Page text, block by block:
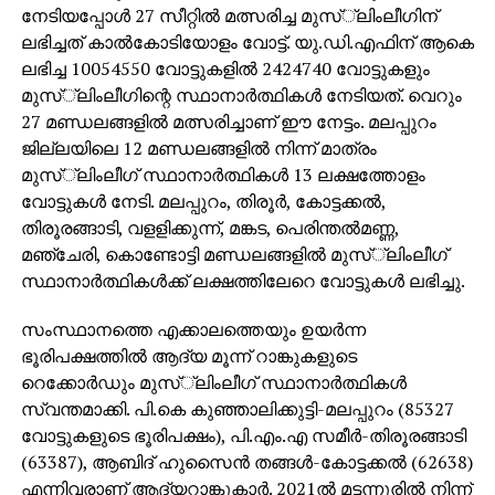
നിന്നുണ്ടായില്ല. കൂടാതെ വീട്ടില്‍ പോയി ചോദിക്കൂ,
ഡാഷ്‌മോന്‍, ചെറ്റത്തരം പരാമര്‍ശങ്ങള്‍ തിരിച്ചടിച്ചെന്നും
പാര്‍ട്ടിയിലെ എതിര്‍ ശബ്ദങ്ങളെ അടിച്ചമര്‍ത്തിയത്
തിരിച്ചടിക്ക് വഴിവെച്ചു എന്നും അവര്‍
അഭിപ്രായപ്പെടുന്നു. പിണറായി പ്രതിപക്ഷ
നേതൃസ്ഥാനം ഏറ്റെടുക്കരുതെന്നും സിപിഐയില്‍
ആവശ്യം ഉയരുകയുണ്ടായി.
ഇതിനു പുറമെ മുതിര്‍ന്ന നേതാക്കളും പാര്‍ട്ടി
സഹയാത്രികരുമെല്ലാം പിണറായിയുടെ
അപ്രമാദിത്വവും എം.വി ഗോവിന്ദന്റെ
കഴിവുകേടുമെല്ലാം തുറന്നടിച്ചുകൊണ്ടിരിക്കുകയാണ്.
പാര്‍ട്ടിയോഗങ്ങളില്‍ നിര്‍ഭയം വിമര്‍ശനം
ഉന്നയിക്കാമെന്ന എം.വി ഗോവിന്ദന്റെ പരാമര്‍ശം
പാര്‍ട്ടിയെ അവഹേളിക്കുന്നതിന് തുല്യമാണെന്നാണ്
മുന്‍കേന്ദ്രകമ്മിറ്റി അംഗം പാലോളി മുഹമ്മദ്കുട്ടി
വ്യക്തമാക്കിയിരിക്കുന്നത്. തളിപ്പറമ്പിലെ പി.കെ
ശ്യാമളയുടെ സ്ഥാനാര്‍ത്ഥിത്വത്തിന് ഒരു
ന്യായീകരണവുമില്ലെന്നും അദ്ദേഹം
നേടിയപ്പോള്‍ 27 സീറ്റില്‍ മത്സരിച്ച മുസ്്‌ലിംലീഗിന്
ലഭിച്ചത് കാല്‍കോടിയോളം വോട്ട്. യു.ഡി.എഫിന് ആകെ
ലഭിച്ച 10054550 വോട്ടുകളില്‍ 2424740 വോട്ടുകളും
മുസ്്‌ലിംലീഗിന്റെ സ്ഥാനാര്‍ത്ഥികള്‍ നേടിയത്. വെറും
27 മണ്ഡലങ്ങളില്‍ മത്സരിച്ചാണ് ഈ നേട്ടം. മലപ്പുറം
ജില്ലയിലെ 12 മണ്ഡലങ്ങളില്‍ നിന്ന് മാത്രം
മുസ്്‌ലിംലീഗ് സ്ഥാനാര്‍ത്ഥികള്‍ 13 ലക്ഷത്തോളം
വോട്ടുകള്‍ നേടി. മലപ്പുറം, തിരൂര്‍, കോട്ടക്കല്‍,
തിരൂരങ്ങാടി, വളളിക്കുന്ന്, മങ്കട, പെരിന്തല്‍മണ്ണ,
മഞ്ചേരി, കൊണ്ടോട്ടി മണ്ഡലങ്ങളില്‍ മുസ്്‌ലിംലീഗ്
സ്ഥാനാര്‍ത്ഥികള്‍ക്ക് ലക്ഷത്തിലേറെ വോട്ടുകള്‍ ലഭിച്ചു.
സംസ്ഥാനത്തെ എക്കാലത്തെയും ഉയര്‍ന്ന
ഭൂരിപക്ഷത്തില്‍ ആദ്യ മൂന്ന് റാങ്കുകളുടെ
റെക്കോര്‍ഡും മുസ്്‌ലിംലീഗ് സ്ഥാനാര്‍ത്ഥികള്‍
സ്വന്തമാക്കി. പി.കെ കുഞ്ഞാലിക്കുട്ടി-മലപ്പുറം (85327
വോട്ടുകളുടെ ഭൂരിപക്ഷം), പി.എം.എ സമീര്‍-തിരൂരങ്ങാടി
(63387), ആബിദ് ഹുസൈന്‍ തങ്ങള്‍-കോട്ടക്കല്‍ (62638)
എന്നിവരാണ് ആദ്യറാങ്കുകാര്‍. 2021ല്‍ മട്ടന്നൂരില്‍ നിന്ന്